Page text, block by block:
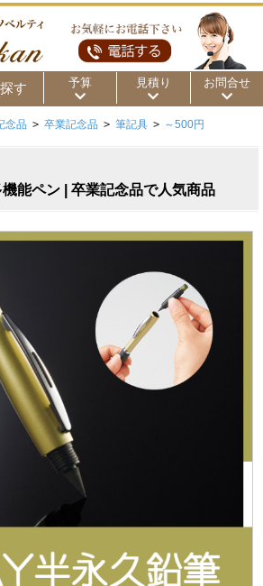
す 予算
～50円 ～100円 ～200円
300円 ～500円 ～1,000円
2,000円 ～5,000円 ～10,000円
～20,000円 ～30,000円
～50,000円 50,001円～
見積り お問合せ
念品 > 卒業記念品 > 筆記具 > ～500円
能ペン | 卒業記念品で人気商品